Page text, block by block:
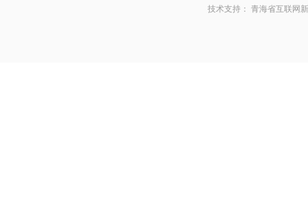
技术支持：青海省互联网